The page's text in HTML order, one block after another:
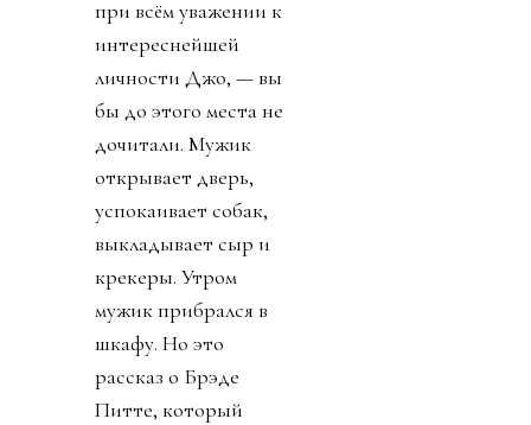
при всём уважении к
интереснейшей
личности Джо, — вы
бы до этого места не
дочитали. Мужик
открывает дверь,
успокаивает собак,
выкладывает сыр и
крекеры. Утром
мужик прибрался в
шкафу. Но это
рассказ о Брэде
Питте, который